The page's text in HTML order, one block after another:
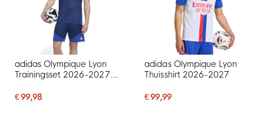
adidas Olympique Lyon
Trainingsset 2026-2027
€ 99,98
adidas Olympique Lyon
Thuisshirt 2026-2027
€ 99,99